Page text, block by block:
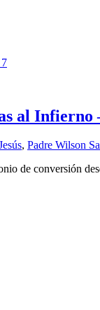
al
, Padre Wilson
de conversión